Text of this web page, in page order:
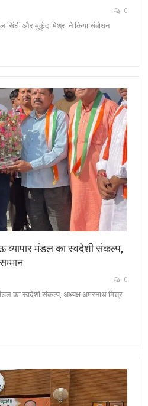
0
सिंघी और मुकुंद मिश्रा ने किया संबोधन
मंडल का स्वदेशी संकल्प,
0
का स्वदेशी संकल्प, अध्यक्ष अमरनाथ मिश्र